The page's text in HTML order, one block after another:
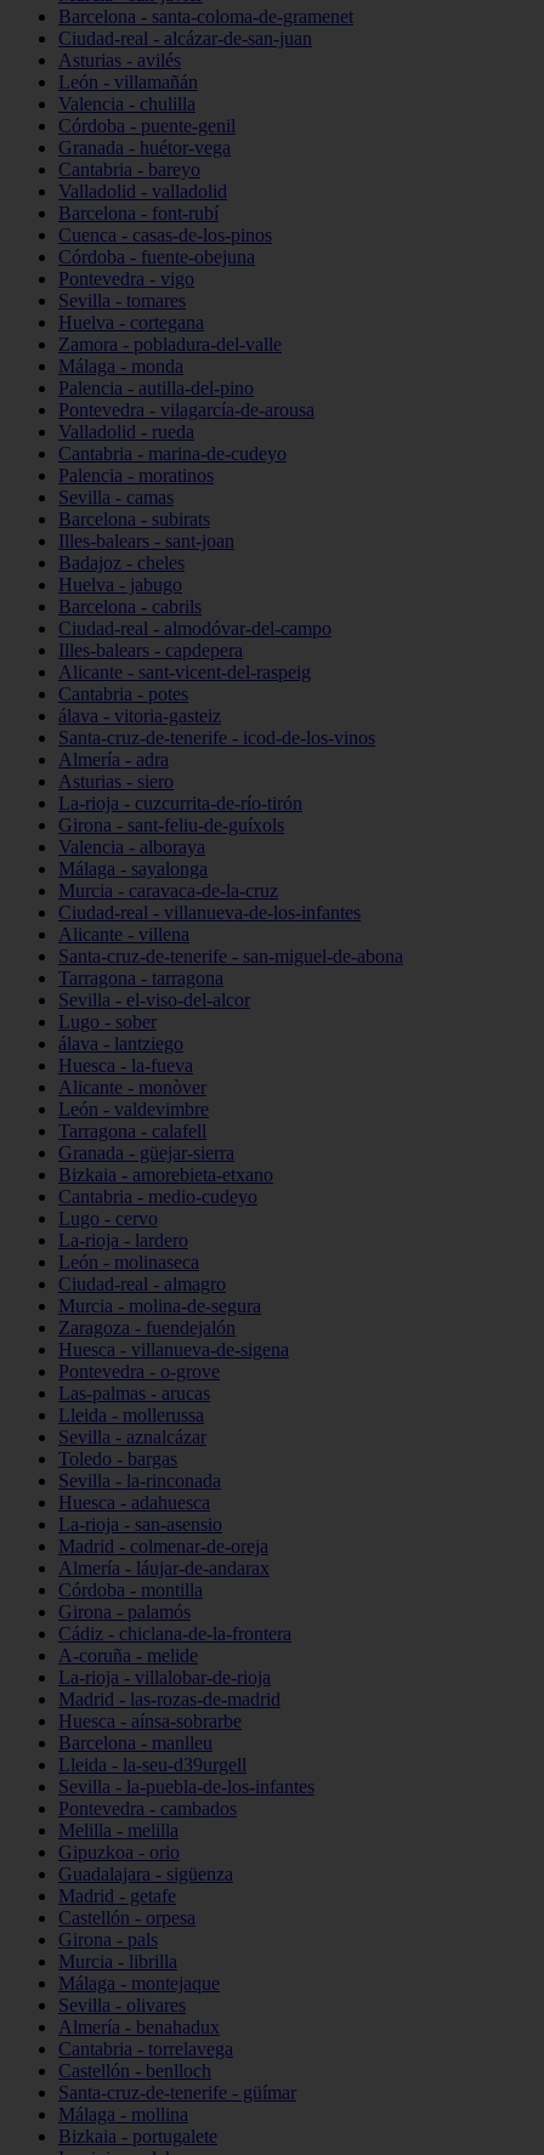
Barcelona - santa-coloma-de-gramenet
Ciudad-real - alcázar-de-san-juan
Asturias - avilés
León - villamañán
Valencia - chulilla
Córdoba - puente-genil
Granada - huétor-vega
Cantabria - bareyo
Valladolid - valladolid
Barcelona - font-rubí
Cuenca - casas-de-los-pinos
Córdoba - fuente-obejuna
Pontevedra - vigo
Sevilla - tomares
Huelva - cortegana
Zamora - pobladura-del-valle
Málaga - monda
Palencia - autilla-del-pino
Pontevedra - vilagarcía-de-arousa
Valladolid - rueda
Cantabria - marina-de-cudeyo
Palencia - moratinos
Sevilla - camas
Barcelona - subirats
Illes-balears - sant-joan
Badajoz - cheles
Huelva - jabugo
Barcelona - cabrils
Ciudad-real - almodóvar-del-campo
Illes-balears - capdepera
Alicante - sant-vicent-del-raspeig
Cantabria - potes
álava - vitoria-gasteiz
Santa-cruz-de-tenerife - icod-de-los-vinos
Almería - adra
Asturias - siero
La-rioja - cuzcurrita-de-río-tirón
Girona - sant-feliu-de-guíxols
Valencia - alboraya
Málaga - sayalonga
Murcia - caravaca-de-la-cruz
Ciudad-real - villanueva-de-los-infantes
Alicante - villena
Santa-cruz-de-tenerife - san-miguel-de-abona
Tarragona - tarragona
Sevilla - el-viso-del-alcor
Lugo - sober
álava - lantziego
Huesca - la-fueva
Alicante - monòver
León - valdevimbre
Tarragona - calafell
Granada - güejar-sierra
Bizkaia - amorebieta-etxano
Cantabria - medio-cudeyo
Lugo - cervo
La-rioja - lardero
León - molinaseca
Ciudad-real - almagro
Murcia - molina-de-segura
Zaragoza - fuendejalón
Huesca - villanueva-de-sigena
Pontevedra - o-grove
Las-palmas - arucas
Lleida - mollerussa
Sevilla - aznalcázar
Toledo - bargas
Sevilla - la-rinconada
Huesca - adahuesca
La-rioja - san-asensio
Madrid - colmenar-de-oreja
Almería - láujar-de-andarax
Córdoba - montilla
Girona - palamós
Cádiz - chiclana-de-la-frontera
A-coruña - melide
La-rioja - villalobar-de-rioja
Madrid - las-rozas-de-madrid
Huesca - aínsa-sobrarbe
Barcelona - manlleu
Lleida - la-seu-d39urgell
Sevilla - la-puebla-de-los-infantes
Pontevedra - cambados
Melilla - melilla
Gipuzkoa - orio
Guadalajara - sigüenza
Madrid - getafe
Castellón - orpesa
Girona - pals
Murcia - librilla
Málaga - montejaque
Sevilla - olivares
Almería - benahadux
Cantabria - torrelavega
Castellón - benlloch
Santa-cruz-de-tenerife - güímar
Málaga - mollina
Bizkaia - portugalete